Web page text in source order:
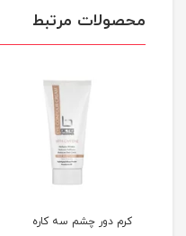
محصولات مرتبط
کرم دور چشم سه کاره